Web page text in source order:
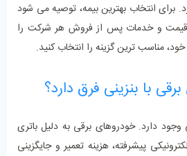
برای انتخاب بهترین بیمه، توصیه می‌ شود
و خدمات پس از فروش هر شرکت را
مناسب‌ ترین گزینه را انتخاب کنید.
با بنزینی فرق دارد؟
وجود دارد. خودروهای برقی به دلیل باتری‌
پیشرفته، هزینه تعمیر و جایگزینی